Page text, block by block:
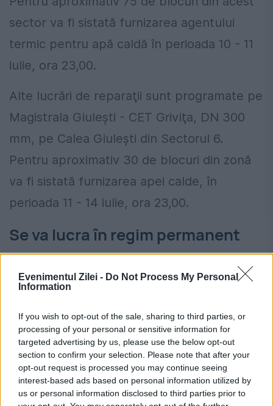
Evenimentul Zilei - Do Not Process My Personal
Information
If you wish to opt-out of the sale, sharing to third parties, or
processing of your personal or sensitive information for
targeted advertising by us, please use the below opt-out
section to confirm your selection. Please note that after your
opt-out request is processed you may continue seeing
interest-based ads based on personal information utilized by
us or personal information disclosed to third parties prior to
sector va fi sistată furnizarea agentului
termic pentru apă caldă în perioada 10 - 11
iulie, ora 23,00.
Alte lucrări de reparaţii sunt programate pe
Magistrala Giuleşti - CET Griviţa, DN 300
mm, pe Calea Giuleşti din Sectorul 6.
Pentru aproximativ 30 de blocuri din zonă
va fi sistată furnizarea apei calde, în
perioada 11 - 14 iulie, ora 23,00.
Se va lucra în regim permanent
că termenele lucrărilor sunt estimate
decopertarea galeriilor. Aceştia au punctat
că finalizarea lucrărilor depinde de
complexitatea lor, care este în directă
legătură cu starea de degradare a